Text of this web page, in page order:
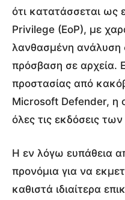
ότι κατατάσσεται ως
Privilege (EoP), με
λανθασμένη ανάλυση
πρόσβαση σε αρχεία.
προστασίας από
Microsoft Defender, η
όλες τις εκδόσεις των
Η εν λόγω ευπάθεια
προνόμια για να
καθιστά ιδιαίτερα